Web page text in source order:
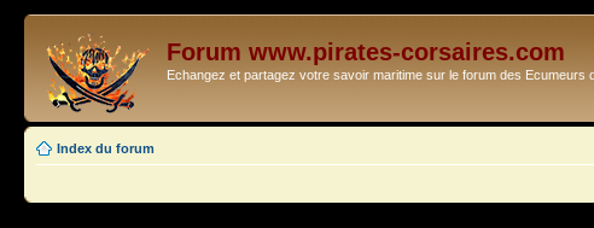
Forum www.pirates-corsaires.com
Echangez et partagez votre savoir maritime sur le forum des Ecumeurs
Index du forum